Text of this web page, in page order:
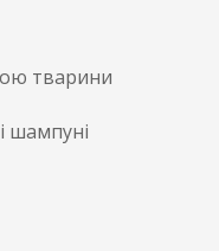
тварини
шампуні